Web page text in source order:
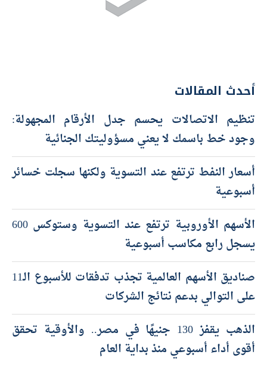
أحدث المقالات
تنظيم الاتصالات يحسم جدل الأرقام المجهولة:
وجود خط باسمك لا يعني مسؤوليتك الجنائية
أسعار النفط ترتفع عند التسوية ولكنها سجلت خسائر
أسبوعية
الأسهم الأوروبية ترتفع عند التسوية وستوكس 600
يسجل رابع مكاسب أسبوعية
صناديق الأسهم العالمية تجذب تدفقات للأسبوع الـ11
على التوالي بدعم نتائج الشركات
الذهب يقفز 130 جنيهًا في مصر.. والأوقية تحقق
أقوى أداء أسبوعي منذ بداية العام